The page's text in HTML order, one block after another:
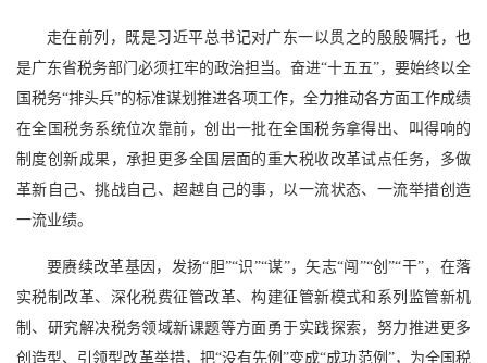
走在前列，既是习近平总书记对广东一以贯之的殷殷嘱托，也
是广东省税务部门必须扛牢的政治担当。奋进“十五五”，要始终以全
国税务“排头兵”的标准谋划推进各项工作，全力推动各方面工作成绩
在全国税务系统位次靠前，创出一批在全国税务拿得出、叫得响的
制度创新成果，承担更多全国层面的重大税收改革试点任务，多做
革新自己、挑战自己、超越自己的事，以一流状态、一流举措创造
一流业绩。
要赓续改革基因，发扬“胆”“识”“谋”，矢志“闯”“创”“干”，在落
实税制改革、深化税费征管改革、构建征管新模式和系列监管新机
制、研究解决税务领域新课题等方面勇于实践探索，努力推进更多
创造型、引领型改革举措，把“没有先例”变成“成功范例”，为全国税